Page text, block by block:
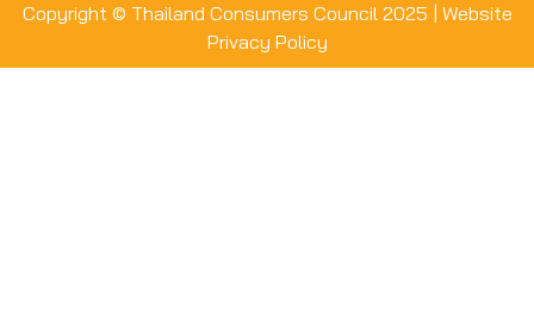
Copyright © Thailand Consumers Council 2025 | Website
Privacy Policy